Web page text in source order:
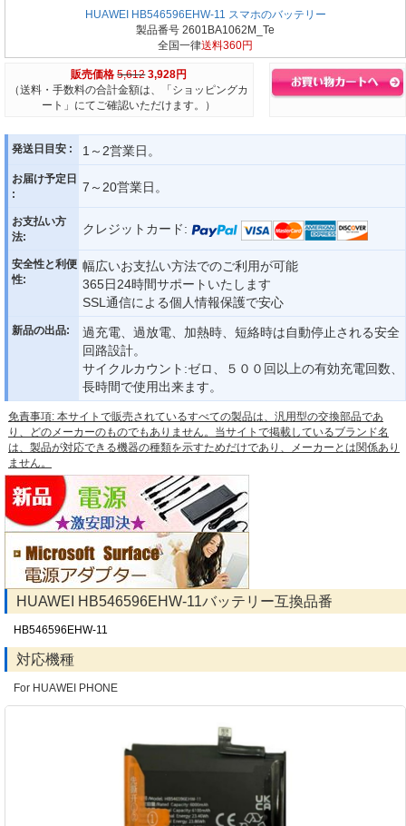
HUAWEI HB546596EHW-11 スマホのバッテリー
製品番号 2601BA1062M_Te
全国一律送料360円
販売価格 5,612 3,928円
（送料・手数料の合計金額は、「ショッピングカ
ート」にてご確認いただけます。）
発送日目安 : 1～2営業日。
お届け予定日
:
7～20営業日。
お支払い方
法:
クレジットカード:
安全性と利便
性:
幅広いお支払い方法でのご利用が可能
365日24時間サポートいたします
SSL通信による個人情報保護で安心
新品の出品:
過充電、過放電、加熱時、短絡時は自動停止される安全
回路設計。
サイクルカウント:ゼロ、５００回以上の有効充電回数、
長時間で使用出来ます。
免責事項: 本サイトで販売されているすべての製品は、汎用型の交換部品であ
り、どのメーカーのものでもありません。当サイトで掲載しているブランド名
は、製品が対応できる機器の種類を示すためだけであり、メーカーとは関係あり
ません。
HUAWEI HB546596EHW-11バッテリー互換品番
HB546596EHW-11
対応機種
For HUAWEI PHONE